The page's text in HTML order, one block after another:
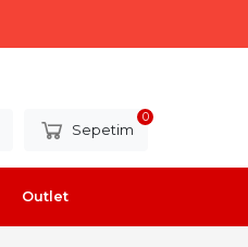
Sepetim
0
Outlet